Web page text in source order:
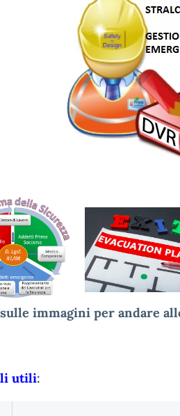
immagini per andare
utili: